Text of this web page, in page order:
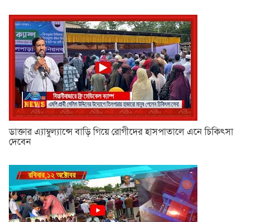
ডাক্তার এ্যাম্বুল্যান্সে বাড়ি গিয়ে রোগীদের হাসপাতালে এনে চিকিৎসা
দেবেন